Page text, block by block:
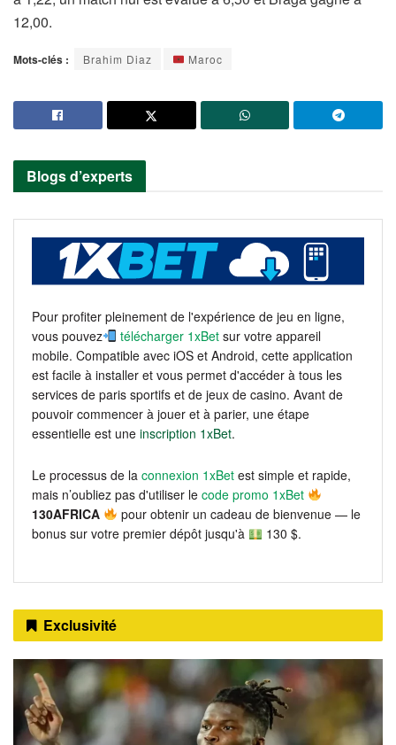
12,00.
Mots-clés : Brahim Diaz Maroc
Blogs d’experts
Pour profiter pleinement de l'expérience de jeu en ligne,
vous pouvez
télécharger 1xBet sur votre appareil
mobile. Compatible avec iOS et Android, cette application
est facile à installer et vous permet d'accéder à tous les
services de paris sportifs et de jeux de casino. Avant de
pouvoir commencer à jouer et à parier, une étape
essentielle est une inscription 1xBet.
Le processus de la connexion 1xBet est simple et rapide,
mais n’oubliez pas d'utiliser le code promo 1xBet
130AFRICA
pour obtenir un cadeau de bienvenue — le
bonus sur votre premier dépôt jusqu'à
130 $.
Exclusivité